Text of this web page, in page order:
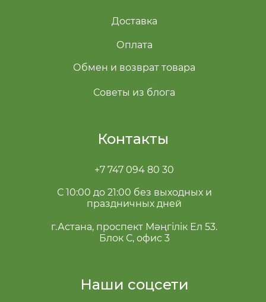
Контакты
Наши соцсети
Доставка
Оплата
Обмен и возврат товара
+7 747 094 80 30
С 10:00 до 21:00 без выходных и
праздничных дней
Советы из блога
г.Астана, проспект Мәңгілік Ел 53.
Блок С, офис 3